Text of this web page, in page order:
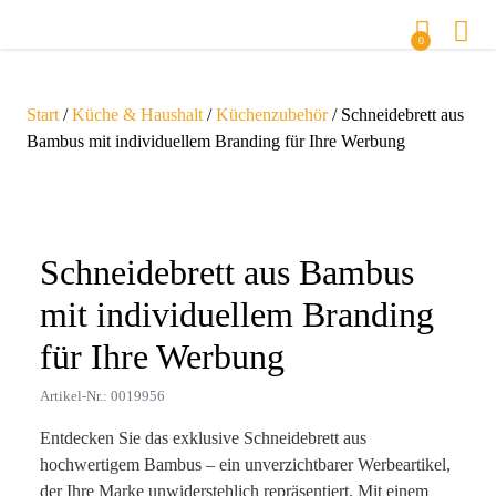
0
Start /Küche & Haushalt /Küchenzubehör/ Schneidebrett aus
Bambus mit individuellem Branding für Ihre Werbung
Schneidebrett aus Bambus
mit individuellem Branding
für Ihre Werbung
Artikel-Nr.: 0019956
Entdecken Sie das exklusive Schneidebrett aus
hochwertigem Bambus – ein unverzichtbarer Werbeartikel,
der Ihre Marke unwiderstehlich repräsentiert. Mit einem